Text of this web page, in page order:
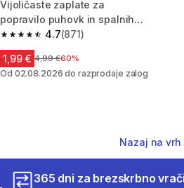
Vijoličaste zaplate za
popravilo puhovk in spalnih
vreč
4.7
4.7 od 5 zvezdic from 871 ocene
(871)
1,99 € Cena pred znižanjem
4,99 €60%
Od 02.08.2026 do razprodaje zalog
Nazaj na vrh
365 dni za brezskrbno